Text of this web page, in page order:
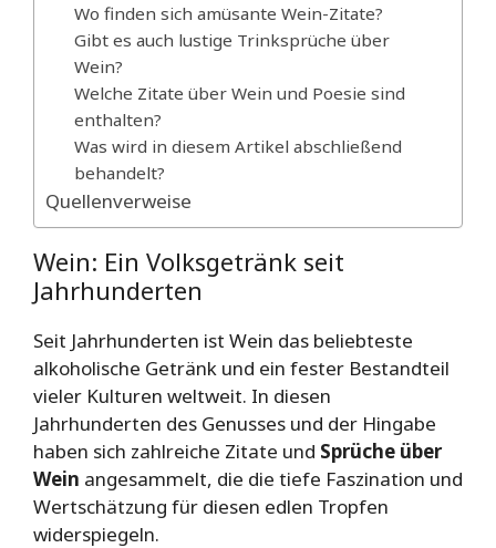
Wo finden sich amüsante Wein-Zitate?
Gibt es auch lustige Trinksprüche über
Wein?
Welche Zitate über Wein und Poesie sind
enthalten?
Was wird in diesem Artikel abschließend
behandelt?
Quellenverweise
Wein: Ein Volksgetränk seit
Jahrhunderten
Seit Jahrhunderten ist Wein das beliebteste
alkoholische Getränk und ein fester Bestandteil
vieler Kulturen weltweit. In diesen
Jahrhunderten des Genusses und der Hingabe
haben sich zahlreiche Zitate und Sprüche über
Wein angesammelt, die die tiefe Faszination und
Wertschätzung für diesen edlen Tropfen
widerspiegeln.